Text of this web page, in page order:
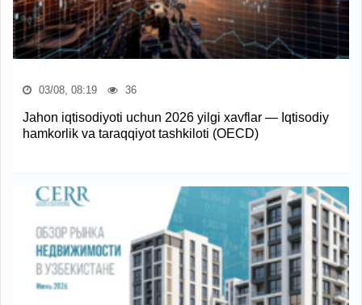
03/08, 08:19 36
Jahon iqtisodiyoti uchun 2026 yilgi xavflar — Iqtisodiy
hamkorlik va taraqqiyot tashkiloti (OECD)